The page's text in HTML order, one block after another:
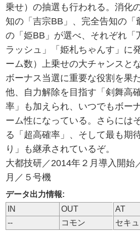
乗せ）の抽選も行われる。消化
知の「吉宗BB」、完全告知の「
の「姫BB」が選べ、それぞれ「
ラッシュ」「姫札ちゃんす」に
ーム数）上乗せの大チャンスと
ボーナス当選に重要な役割を果
他、自力解除を目指す「剣舞高
率」も加えられ、いつでもボー
ーム性になっている。さらには
る「超高確率」、そして最も期
り」も継承されているぞ。
大都技研／2014年２月導入開始
月／５号機
データ出力情報:
IN
OUT AT
--
コモン セキュ